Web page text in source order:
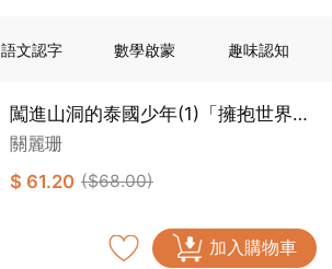
語文認字 數學啟蒙 趣味認知
闖進山洞的泰國少年(1)「擁抱世界正
能量」
關麗珊
$ 61.20 ($68.00)
加入購物車